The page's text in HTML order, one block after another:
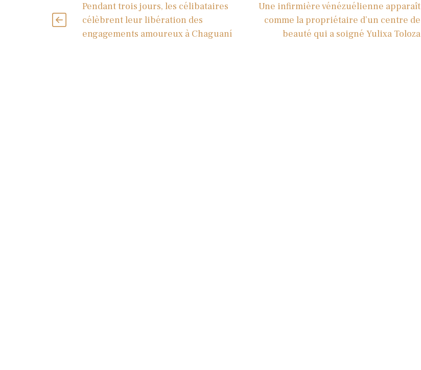
Pendant trois jours, les célibataires
célèbrent leur libération des
engagements amoureux à Chaguaní
Une infirmière vénézuélienne apparaît
comme la propriétaire d’un centre de
beauté qui a soigné Yulixa Toloza